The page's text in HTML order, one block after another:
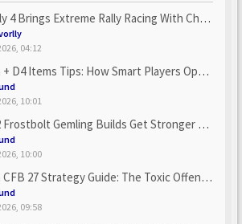
Brings Extreme Rally Racing With Challenging Track...
04:12
Items Tips: How Smart Players Optimize Gear, Build...
10:01
Gemling Builds Get Stronger With u4gm’s Ice C...
10:00
27 Strategy Guide: The Toxic Offensive Scheme Your ...
09:58